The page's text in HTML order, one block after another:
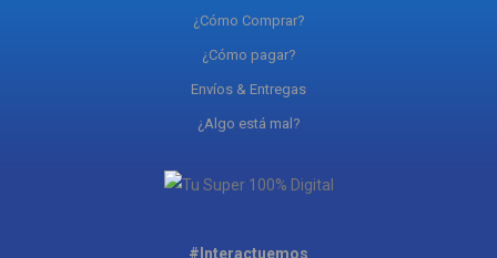
¿Cómo Comprar?
¿Cómo pagar?
Envíos & Entregas
¿Algo está mal?
#Interactuemos